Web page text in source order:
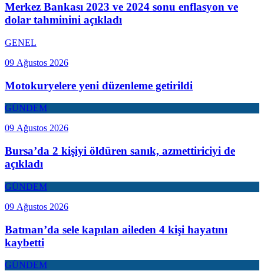
Merkez Bankası 2023 ve 2024 sonu enflasyon ve
dolar tahminini açıkladı
GENEL
09 Ağustos 2026
Motokuryelere yeni düzenleme getirildi
GÜNDEM
09 Ağustos 2026
Bursa’da 2 kişiyi öldüren sanık, azmettiriciyi de
açıkladı
GÜNDEM
09 Ağustos 2026
Batman’da sele kapılan aileden 4 kişi hayatını
kaybetti
GÜNDEM